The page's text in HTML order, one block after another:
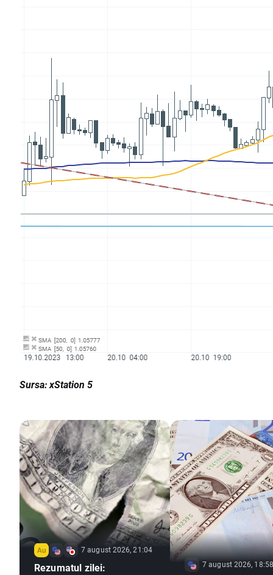
Sursa: xStation 5
7 august 2026, 21:04
Rezumatul zilei:
7 august 2026, 18:58